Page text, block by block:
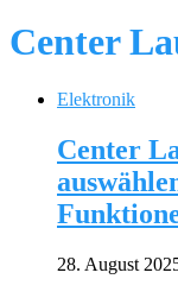
Center
Elektronik
Center
28. August